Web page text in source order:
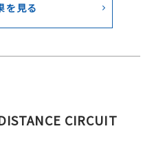
を見る
CIRCUIT